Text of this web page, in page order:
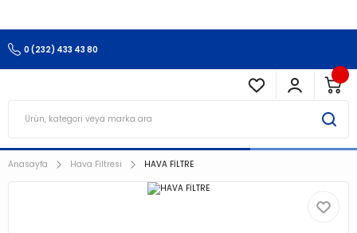
0 (232) 433 43 80
Anasayfa Hava Filtresi HAVA FİLTRE